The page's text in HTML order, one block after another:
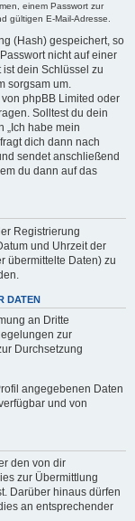
einem Passwort zur
gültigen E-Mail-Adresse.
(Hash) gespeichert, so
nicht auf einer
dein Schlüssel zu
sorgsam um.
phpBB Limited oder
Solltest du dein
„Ich habe mein
dich dann nach
sendet anschließend
du dann auf das
Registrierung
und Uhrzeit der
übermittelte Daten) zu
DATEN
an Dritte
zur
Durchsetzung
angegebenen Daten
und von
den von dir
zur Übermittlung
Darüber hinaus dürfen
an entsprechender